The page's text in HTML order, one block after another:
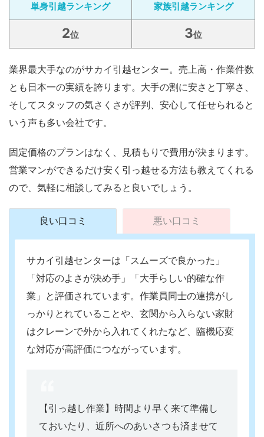
単身引越ランキング 家族引越ランキング
2位 3位
業界最大手なのがサカイ引越センター。売上高・作業件数
とも日本一の実績を誇ります。大手の割に安さと丁寧さ、
そしてスタッフの気さくさが評判、安心して任せられると
いう声も多い会社です。
固定価格のプランはなく、見積もりで費用が決まります。
営業マンができるだけ安く引っ越せる方法も教えてくれる
ので、気軽に相談してみると良いでしょう。
良い口コミ 悪い口コミ
サカイ引越センターは「スムーズで良かった」
「対応のよさが決め手」「大手らしい的確な作
業」と評価されています。作業員同士の連携がし
っかりとれていることや、玄関から入らない家財
はクレーンで外から入れてくれたなど、臨機応変
な対応が高評価につながっています。
【引っ越し作業】 時間より早く来て準備し
ておいたり、近所へのあいさつも済ませて